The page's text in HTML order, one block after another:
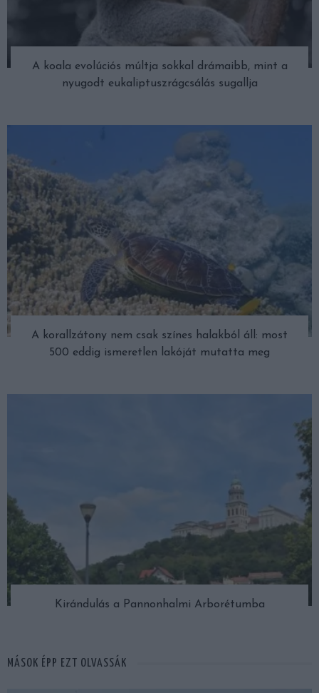
A koala evolúciós múltja sokkal drámaibb, mint a
nyugodt eukaliptuszrágcsálás sugallja
A korallzátony nem csak színes halakból áll: most
500 eddig ismeretlen lakóját mutatta meg
Kirándulás a Pannonhalmi Arborétumba
MÁSOK ÉPP EZT OLVASSÁK